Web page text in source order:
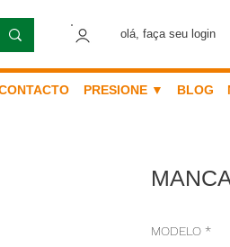
olá, faça seu login
PRESIONE ▼ BLOG
MODELO *